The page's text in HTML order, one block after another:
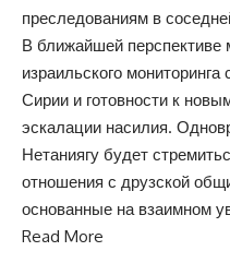
преследованиям в
В ближайшей
израильского
Сирии и готовности к
эскалации насилия.
Нетаниягу будет
отношения с друзской
основанные на взаимном
Read More